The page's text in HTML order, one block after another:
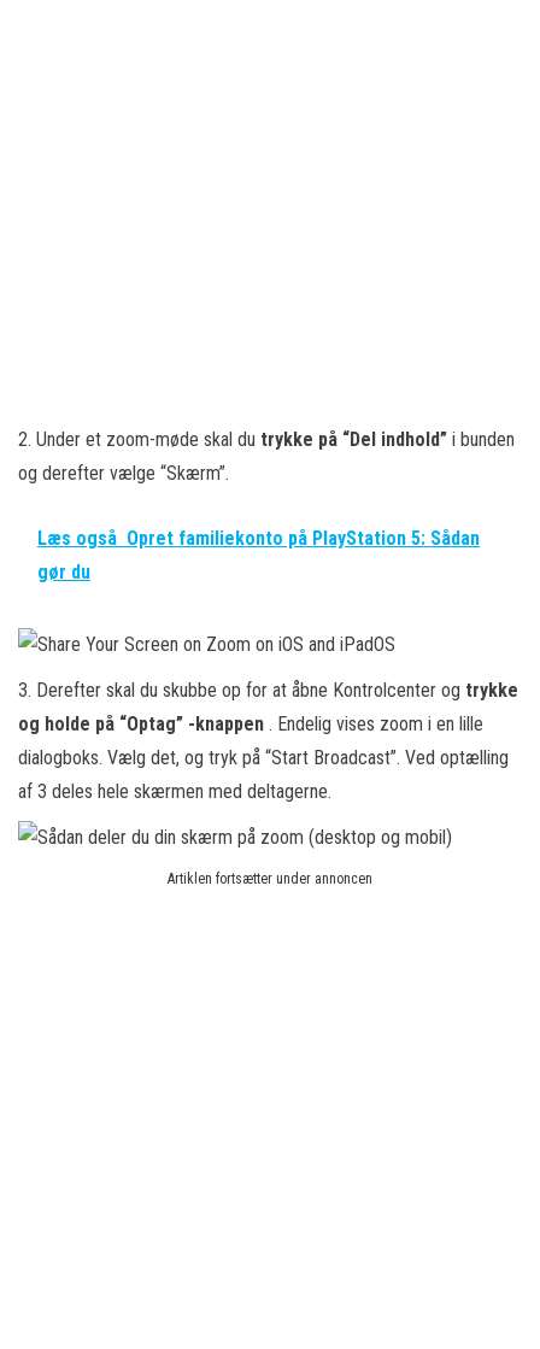
2. Under et zoom-møde skal du trykke på “Del indhold” i bunden
og derefter vælge “Skærm”.
Læs også Opret familiekonto på PlayStation 5: Sådan
gør du
3. Derefter skal du skubbe op for at åbne Kontrolcenter og trykke
og holde på “Optag” -knappen . Endelig vises zoom i en lille
dialogboks. Vælg det, og tryk på “Start Broadcast”. Ved optælling
af 3 deles hele skærmen med deltagerne.
Artiklen fortsætter under annoncen